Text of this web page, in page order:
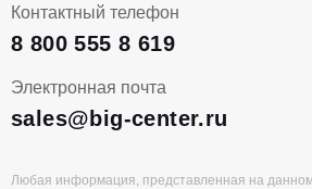
Контактный телефон
8 800 555 8 619
Электронная почта
sales@big-center.ru
Любая информация, представленная на